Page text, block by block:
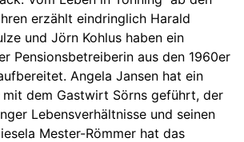
erzählt eindringlich Harald
und Jörn Kohlus haben ein
Pensionsbetreiberin aus den 1960er
Angela Jansen hat ein
mit dem Gastwirt Sörns geführt, der
Lebensverhältnisse und seinen
Mester-Römmer hat das